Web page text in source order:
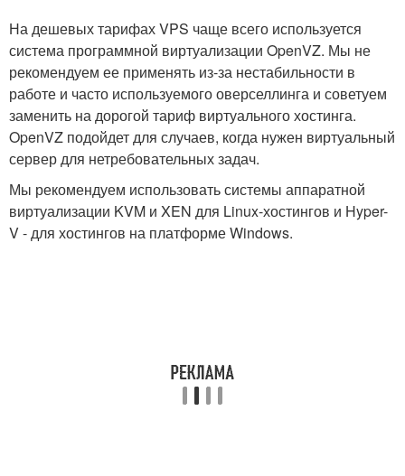
На дешевых тарифах VPS чаще всего используется
система программной виртуализации OpenVZ. Мы не
рекомендуем ее применять из-за нестабильности в
работе и часто используемого оверселлинга и советуем
заменить на дорогой тариф виртуального хостинга.
OpenVZ подойдет для случаев, когда нужен виртуальный
сервер для нетребовательных задач.
Мы рекомендуем использовать системы аппаратной
виртуализации KVM и XEN для Linux-хостингов и Hyper-
V - для хостингов на платформе Windows.